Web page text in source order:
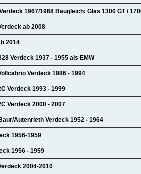
1967/1968 Baugleich: Glas 1300 GT /
ab 2008
2014
Verdeck 1937 - 1955 als EMW
Verdeck 1986 - 1994
Verdeck 1993 - 1999
Verdeck 2000 - 2007
Autenrieth Verdeck 1952 - 1964
1956-1959
1956 - 1959
2004-2010